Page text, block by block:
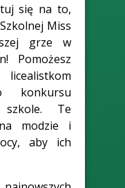
się na to,
Miss
grze w
Pomożesz
konkursu
Te
modzie i
aby ich